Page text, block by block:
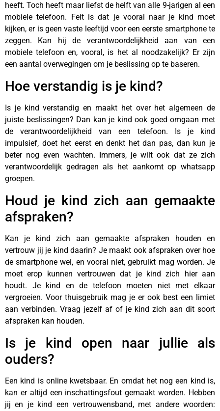
heeft. Toch heeft maar liefst de helft van alle 9-jarigen al een
mobiele telefoon. Feit is dat je vooral naar je kind moet
kijken, er is geen vaste leeftijd voor een eerste smartphone te
zeggen. Kan hij de verantwoordelijkheid aan van een
mobiele telefoon en, vooral, is het al noodzakelijk? Er zijn
een aantal overwegingen om je beslissing op te baseren.
Hoe verstandig is je kind?
Is je kind verstandig en maakt het over het algemeen de
juiste beslissingen? Dan kan je kind ook goed omgaan met
de verantwoordelijkheid van een telefoon. Is je kind
impulsief, doet het eerst en denkt het dan pas, dan kun je
beter nog even wachten. Immers, je wilt ook dat ze zich
verantwoordelijk gedragen als het aankomt op whatsapp
groepen.
Houd je kind zich aan gemaakte
afspraken?
Kan je kind zich aan gemaakte afspraken houden en
vertrouw jij je kind daarin? Je maakt ook afspraken over hoe
de smartphone wel, en vooral niet, gebruikt mag worden. Je
moet erop kunnen vertrouwen dat je kind zich hier aan
houdt. Je kind en de telefoon moeten niet met elkaar
vergroeien. Voor thuisgebruik mag je er ook best een limiet
aan verbinden. Vraag jezelf af of je kind zich aan dit soort
afspraken kan houden.
Is je kind open naar jullie als
ouders?
Een kind is online kwetsbaar. En omdat het nog een kind is,
kan er altijd een inschattingsfout gemaakt worden. Hebben
jij en je kind een vertrouwensband, met andere woorden: